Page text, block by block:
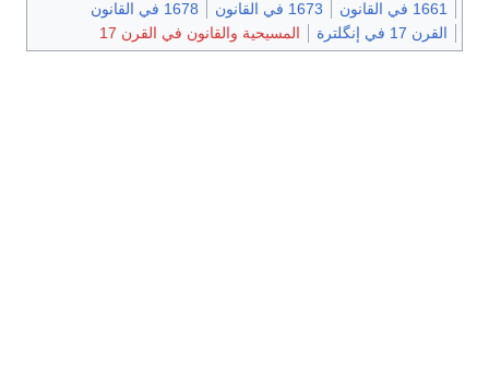
1661 في القانون
1673 في القانون
1678 في القانون
القرن 17 في إنگلترة
المسيحية والقانون في القرن 17